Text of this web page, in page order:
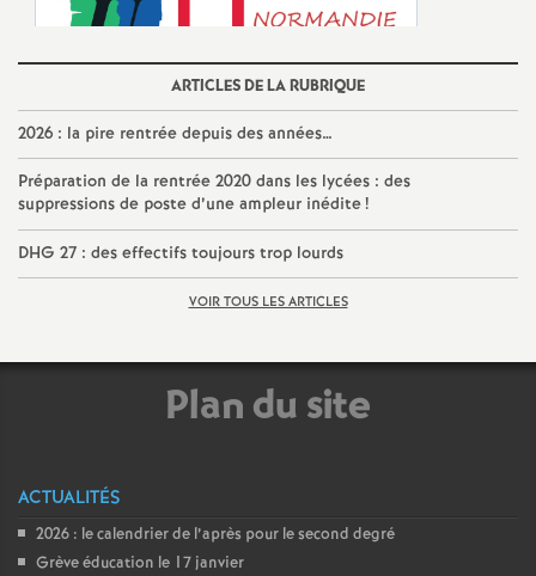
g
r
é
O
r
n
ARTICLES DE LA RUBRIQUE
2026 : la pire rentrée depuis des années…
Préparation de la rentrée 2020 dans les lycées : des
suppressions de poste d’une ampleur inédite!
DHG 27 : des effectifs toujours trop lourds
VOIR TOUS LES ARTICLES
Plan du site
ACTUALITÉS
2026 : le calendrier de l’après pour le second degré
Grève éducation le 17 janvier